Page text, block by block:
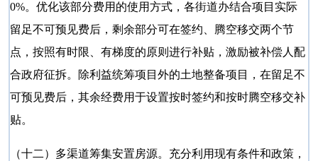
0%。优化该部分费用的使用方式，各街道办结合项目实际
留足不可预见费后，剩余部分可在签约、腾空移交两个节
点，按照有时限、有梯度的原则进行补贴，激励被补偿人配
合政府征拆。除利益统筹项目外的土地整备项目，在留足不
可预见费后，其余经费用于设置按时签约和按时腾空移交补
贴。
（十二）多渠道筹集安置房源。充分利用现有条件和政策，